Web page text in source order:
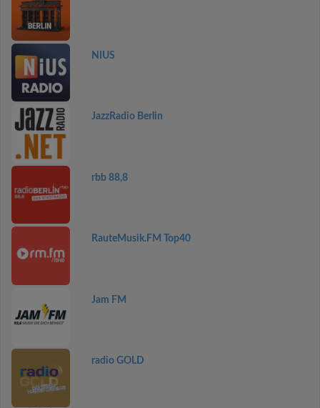
NIUS
JazzRadio Berlin
rbb 88,8
RauteMusik.FM Top40
Jam FM
radio GOLD